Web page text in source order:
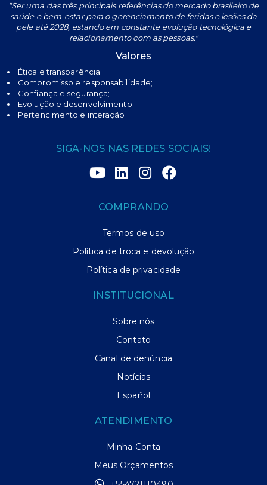
"Ser uma das três principais referências do mercado brasileiro de
saúde e bem-estar para o gerenciamento de feridas e lesões da
pele até 2028, estando em constante evolução tecnológica e
relacionamento com as pessoas."
Valores
Ética e transparência;
Compromisso e responsabilidade;
Confiança e segurança;
Evolução e desenvolvimento;
Pertencimento e interação.
SIGA-NOS NAS REDES SOCIAIS!
COMPRANDO
Termos de uso
Política de troca e devolução
Política de privacidade
INSTITUCIONAL
Sobre nós
Contato
Canal de denúncia
Notícias
Español
ATENDIMENTO
Minha Conta
Meus Orçamentos